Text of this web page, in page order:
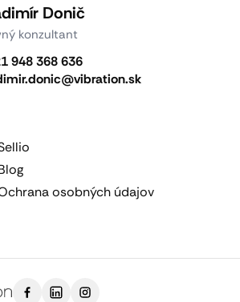
Donič
konzultant
948 368 636
osobných údajov